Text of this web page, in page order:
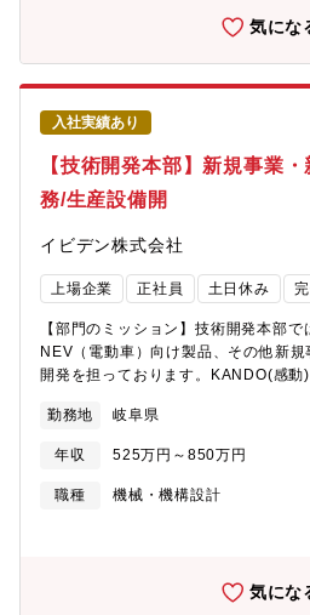
とのできる業務です。顧客の仕様に合
のづくりに携わることができます。・
携わることが可能です。担当製品が
術開発本部は、要素技術開発/設計か
ます。・技術開発本部は仕事自掛技術
して、自身で組立までおこなうことが
発テーマが増加しており、組織強化
気にな
入社実績あり
【技術開発本部】新規事業
務/生産設備開
イビデン株式会社
上場企業 正社員 土日休み
【部門のミッション】技術開発本部で
NEV（電動車）向け製品、その他新
開発を担っております。KANDO(感動
売上を目指しています。モノづくり支
開発まで先行開発から量産移行期の生
ます。先行開発から量産移行期の生産
す。【業務内容】量産前パイロットラ
導入まで（構想設計、詳細設計、発注
けることが可能です。1G：新規製品
量産ラインのおける設備、プロセス、
勤務地 岐阜県
年収 525万円～850万円
職種
機械・機構設計
気にな